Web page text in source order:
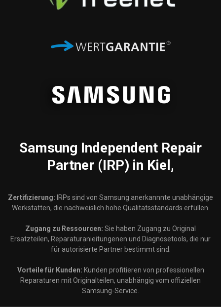
Samsung Independent Repair
Partner (IRP) in Kiel,
Zertifizierung: IRPs sind von Samsung anerkannnte unabhängige
Werkstatten, die nachweislich hohe Qualitatsstandards erfüllen.
Zugang zu Ressourcen: Sie haben Zugang zu Original
Ersatzteilen, Reparaturanieitungenen und Diagnosetools, die nur
für autorisierte Partner bestimmt sind.
Vorteile für Kunden: Kunden profitieren von professionellen
Reparaturen mit Originalteilen, unabhängig vom offiziellen
Samsung-Service.